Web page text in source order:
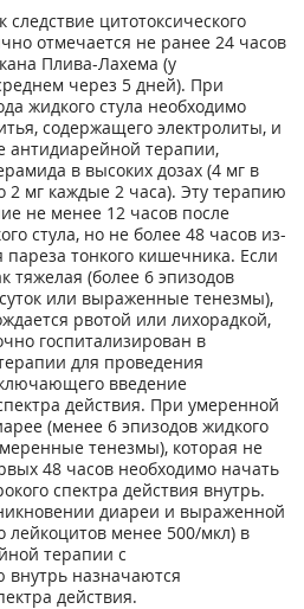
цитотоксического
отмечается не ранее 24 часов
Плива-Лахема (у
через 5 дней). При
жидкого стула необходимо
содержащего электролиты, и
антидиарейной терапии,
в высоких дозах (4 мг в
мг каждые 2 часа). Эту терапию
не менее 12 часов после
стула, но не более 48 часов из-
тонкого кишечника. Если
тяжелая (более 6 эпизодов
или выраженные тенезмы),
рвотой или лихорадкой,
госпитализирован в
для проведения
введение
действия. При умеренной
(менее 6 эпизодов жидкого
тенезмы), которая не
48 часов необходимо начать
спектра действия внутрь.
диареи и выраженной
лейкоцитов менее 500/мкл) в
терапии с
внутрь назначаются
действия.